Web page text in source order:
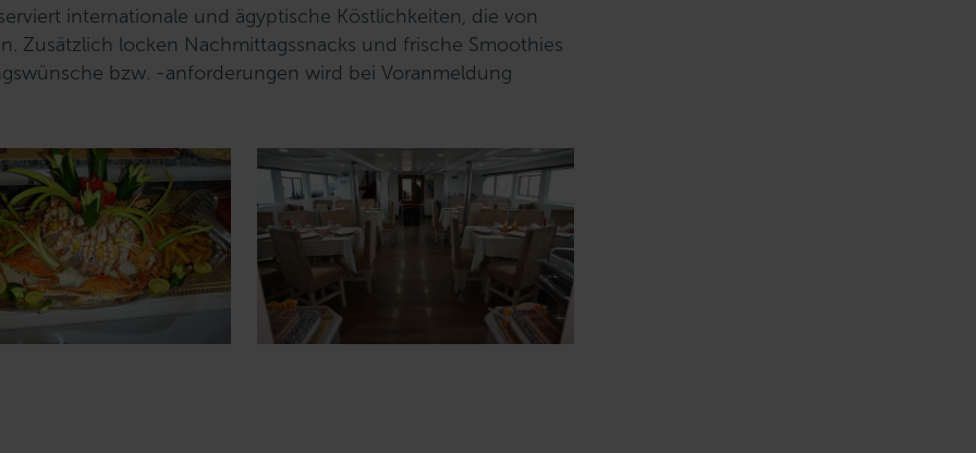
internationale und ägyptische Köstlichkeiten, die von
Zusätzlich locken Nachmittagssnacks und frische Smoothies
bzw. -anforderungen wird bei Voranmeldung